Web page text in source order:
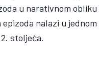
u narativnom
nalazi u
stoljeća.